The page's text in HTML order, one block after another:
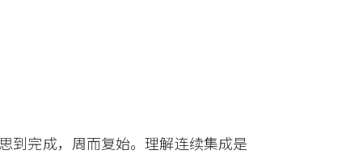
到完成，周而复始。理解连续集成是